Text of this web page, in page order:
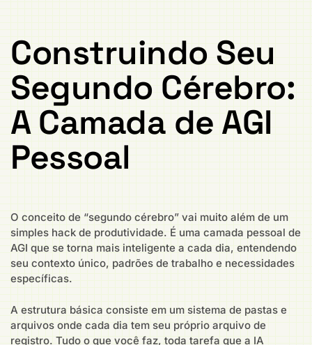
Construindo Seu
Segundo Cérebro:
A Camada de AGI
Pessoal
O conceito de “segundo cérebro” vai muito além de um
simples hack de produtividade. É uma camada pessoal de
AGI que se torna mais inteligente a cada dia, entendendo
seu contexto único, padrões de trabalho e necessidades
específicas.
A estrutura básica consiste em um sistema de pastas e
arquivos onde cada dia tem seu próprio arquivo de
registro. Tudo o que você faz, toda tarefa que a IA